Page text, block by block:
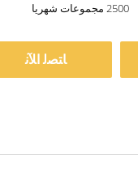
2500 مجموعات شهريا
ﺎﺘﺼﻟ ﺍﻶﻧ